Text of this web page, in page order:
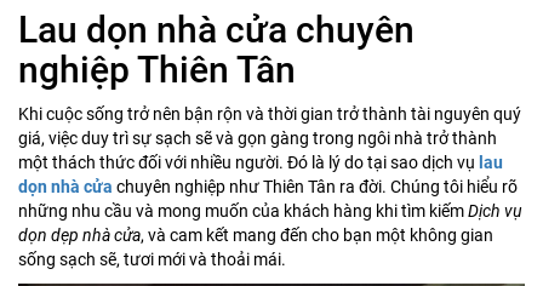
Lau dọn nhà cửa chuyên
nghiệp Thiên Tân
Khi cuộc sống trở nên bận rộn và thời gian trở thành tài nguyên quý
giá, việc duy trì sự sạch sẽ và gọn gàng trong ngôi nhà trở thành
một thách thức đối với nhiều người. Đó là lý do tại sao dịch vụ lau
dọn nhà cửa chuyên nghiệp như Thiên Tân ra đời. Chúng tôi hiểu rõ
những nhu cầu và mong muốn của khách hàng khi tìm kiếmDịch vụ
dọn dẹp nhà cửa, và cam kết mang đến cho bạn một không gian
sống sạch sẽ, tươi mới và thoải mái.